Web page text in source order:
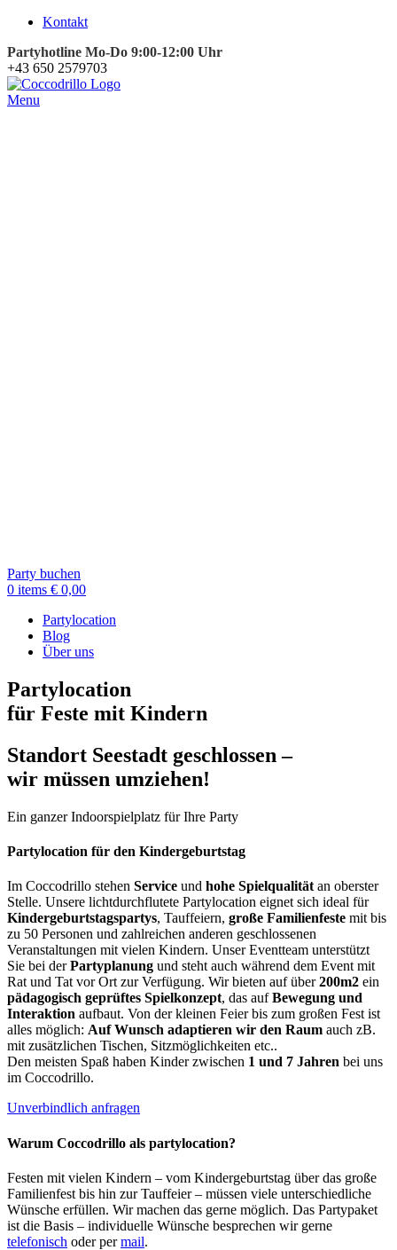
Kontakt
Partyhotline Mo-Do 9:00-12:00 Uhr
+43 650 2579703
Menu
Party buchen
0 items € 0,00
Partylocation
Blog
Über uns
Partylocation
für Feste mit Kindern
Standort Seestadt geschlossen –
wir müssen umziehen!
Ein ganzer Indoorspielplatz für Ihre Party
Partylocation für den Kindergeburtstag
Im Coccodrillo stehen Service und hohe Spielqualität an oberster
Stelle. Unsere lichtdurchflutete Partylocation eignet sich ideal für
Kindergeburtstagspartys, Tauffeiern, große Familienfeste mit bis
zu 50 Personen und zahlreichen anderen geschlossenen
Veranstaltungen mit vielen Kindern. Unser Eventteam unterstützt
Sie bei derPartyplanung und steht auch während dem Event mit
Rat und Tat vor Ort zur Verfügung. Wir bieten auf über200m2 ein
pädagogisch geprüftes Spielkonzept, das aufBewegung und
Interaktion aufbaut. Von der kleinen Feier bis zum großen Fest ist
alles möglich: Auf Wunsch adaptieren wir den Raum auch zB.
mit zusätzlichen Tischen, Sitzmöglichkeiten etc..
Den meisten Spaß haben Kinder zwischen 1 und 7 Jahren bei uns
im Coccodrillo.
Unverbindlich anfragen
Warum Coccodrillo als partylocation?
Festen mit vielen Kindern – vom Kindergeburtstag über das große
Familienfest bis hin zur Tauffeier – müssen viele unterschiedliche
Wünsche erfüllen. Wir machen das gerne möglich. Das Partypaket
ist die Basis – individuelle Wünsche besprechen wir gerne
telefonisch oder permail.